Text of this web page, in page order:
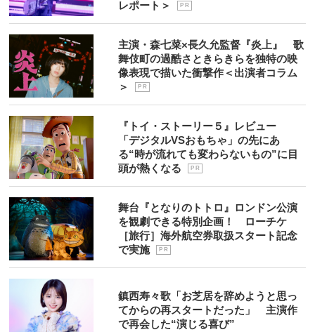
レポート＞
P R
主演・森七菜×長久允監督『炎上』 歌
舞伎町の過酷さときらきらを独特の映
像表現で描いた衝撃作＜出演者コラム
＞
P R
『トイ・ストーリー５』レビュー
「デジタルVSおもちゃ」の先にあ
る“時が流れても変わらないもの”に目
頭が熱くなる
P R
舞台『となりのトトロ』ロンドン公演
を観劇できる特別企画！ ローチケ
［旅行］海外航空券取扱スタート記念
で実施
P R
鎮西寿々歌「お芝居を辞めようと思っ
てからの再スタートだった」 主演作
で再会した“演じる喜び”